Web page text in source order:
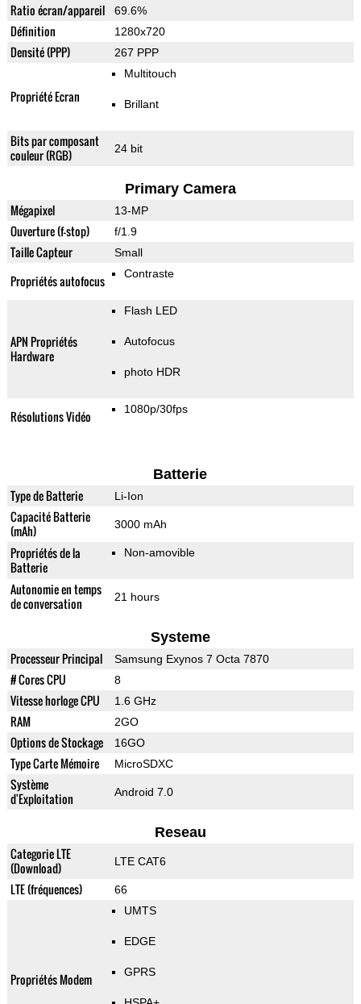
Ratio écran/appareil 69.6%
Définition 1280x720
Densité (PPP) 267 PPP
Propriété Ecran
Multitouch
Brillant
Bits par composant
couleur (RGB)
24 bit
Primary Camera
Mégapixel 13-MP
Ouverture (f-stop) f/1.9
Taille Capteur Small
Propriétés autofocus Contraste
APN Propriétés
Hardware
Flash LED
Autofocus
photo HDR
Résolutions Vidéo 1080p/30fps
Batterie
Type de Batterie Li-Ion
Capacité Batterie
(mAh)
3000 mAh
Propriétés de la
Batterie
Non-amovible
Autonomie en temps
de conversation
21 hours
Systeme
Processeur Principal Samsung Exynos 7 Octa 7870
# Cores CPU 8
Vitesse horloge CPU 1.6 GHz
RAM 2GO
Options de Stockage 16GO
Type Carte Mémoire MicroSDXC
Système
d'Exploitation
Android 7.0
Reseau
Categorie LTE
(Download)
LTE CAT6
LTE (fréquences) 66
Propriétés Modem
UMTS
EDGE
GPRS